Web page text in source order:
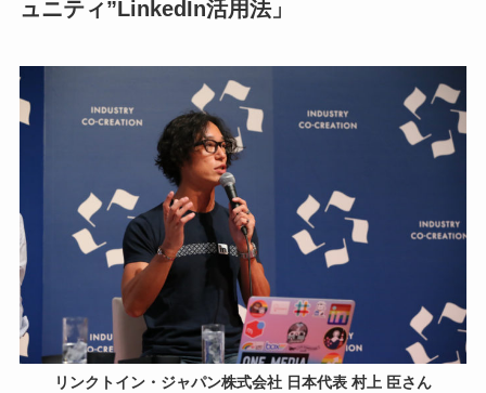
ュニティ”LinkedIn活用法」
リンクトイン・ジャパン株式会社 日本代表 村上 臣さん